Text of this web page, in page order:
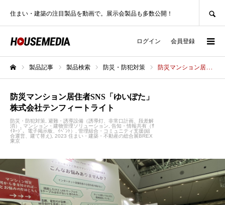
住まい・建築の注目製品を動画で。展示会製品も多数公開！
ログイン 会員登録
製品記事 製品検索 防災・防犯対策 防災マンション居住者SNS「ゆいぽた」株式会社テンフィートライト
防災マンション居住者SNS「ゆいぽた」
株式会社テンフィートライト
防災・防犯対策
避難・誘導設備（誘導灯、非常口計画、段差解
消）
マンション・建物管理ソリューション
告知・情報共有（ｻ
ｲﾈｰｼﾞ、電子掲示板、ｲﾍﾞﾝﾄ）
管理組合・コミュニティ支援(組
合運営、建て替え) 2023 住まい・建築・不動産の総合展BREX
東京